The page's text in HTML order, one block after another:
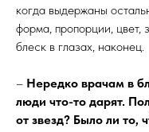
когда выдержаны
форма, пропорции,
блеск в глазах, наконец.
– Нередко врачам в
люди что-то дарят.
от звезд? Было ли то,